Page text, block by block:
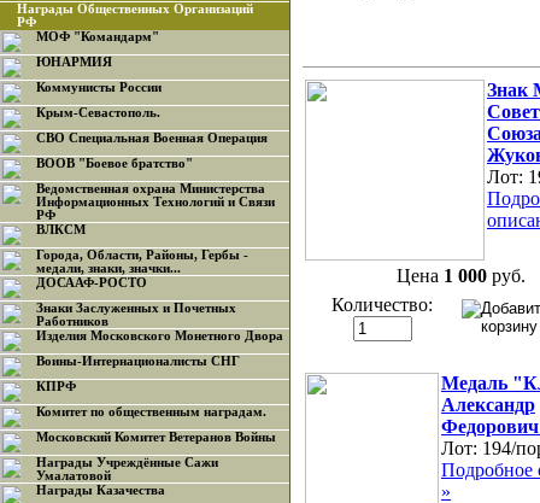
Награды Общественных Организаций
РФ
МОФ "Командарм"
ЮНАРМИЯ
Коммунисты России
Крым-Севастополь.
СВО Специальная Военная Операция
ВООВ "Боевое братство"
Ведомственная охрана Министерства
Информационных Технологий и Связи
РФ
ВЛКСМ
Города, Области, Районы, Гербы -
медали, знаки, значки...
ДОСААФ-РОСТО
Знаки Заслуженных и Почетных
Работников
Изделия Московского Монетного Двора
Воины-Интернационалисты СНГ
КПРФ
Комитет по общественным наградам.
Московский Комитет Ветеранов Войны
Награды Учреждённые Сажи
Умалатовой
Награды Казачества
Знак
Лот:
Цена 1 000 руб.
Количество:
Медаль
Александр
Лот: 194/
Подробное
»